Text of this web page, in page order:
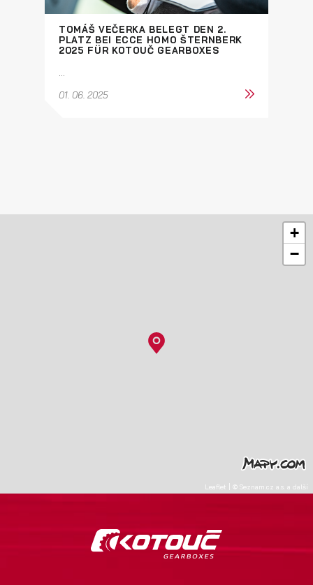
TOMÁŠ VEČERKA BELEGT DEN 2.
PLATZ BEI ECCE HOMO ŠTERNBERK
2025 FÜR KOTOUČ GEARBOXES
01. 06. 2025
+
−
Leaflet ©Seznam.cz a.s. a další